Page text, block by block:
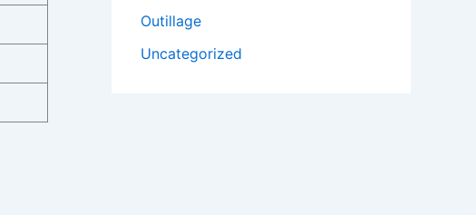
Outillage
Uncategorized